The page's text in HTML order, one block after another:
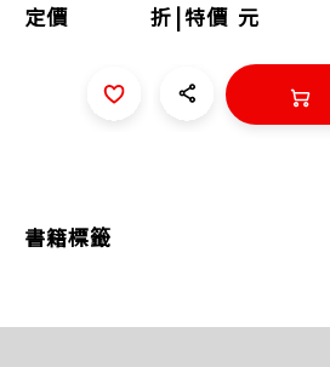
定價 折 |特價 元
書籍標籤